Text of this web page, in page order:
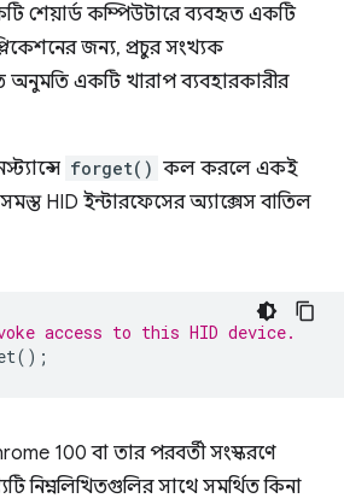
শেয়ার্ড কম্পিউটারে ব্যবহৃত একটি
জন্য, প্রচুর সংখ্যক
অনুমতি একটি খারাপ ব্যবহারকারীর
forget() কল করলে একই
HID ইন্টারফেসের অ্যাক্সেস বাতিল
access to this HID device.
();
100 বা তার পরবর্তী সংস্করণে
নিম্নলিখিতগুলির সাথে সমর্থিত কিনা